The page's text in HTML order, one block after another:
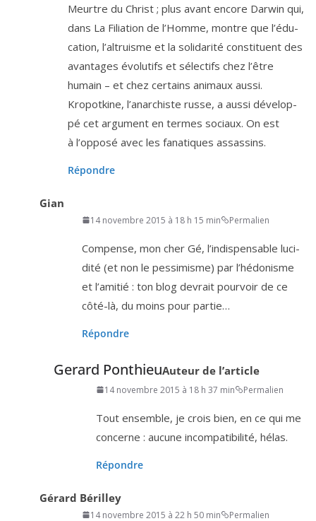
Meurtre du Christ ; plus avant encore Darwin qui,
dans La Filiation de l’Homme, montre que l’é­du­
ca­tion, l’al­truisme et la soli­da­ri­té consti­tuent des
avan­tages évo­lu­tifs et sélec­tifs chez l’être
humain – et chez cer­tains ani­maux aus­si.
Kropotkine, l’a­nar­chiste russe, a aus­si déve­lop­
pé cet argu­ment en termes sociaux. On est
à l’op­po­sé avec les fana­tiques assassins.
Répondre
Gian
14 novembre 2015 à 18 h 15 min Permalien
Compense, mon cher Gé, l’in­dis­pen­sable luci­
di­té (et non le pes­si­misme) par l’hé­do­nisme
et l’a­mi­tié : ton blog devrait pour­voir de ce
côté-là, du moins pour partie…
Répondre
Gerard PonthieuAuteur de l’article
14 novembre 2015 à 18 h 37 min Permalien
Tout ensemble, je crois bien, en ce qui me
concerne : aucune incom­pa­ti­bi­li­té, hélas.
Répondre
Gérard Bérilley
14 novembre 2015 à 22 h 50 min Permalien